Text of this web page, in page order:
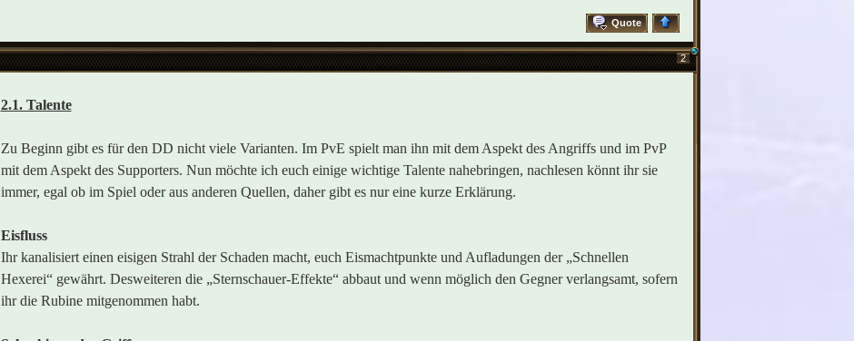
Quote
2
2.1. Talente
Zu Beginn gibt es für den DD nicht viele Varianten. Im PvE spielt man ihn mit dem Aspekt des Angriffs und im PvP
mit dem Aspekt des Supporters. Nun möchte ich euch einige wichtige Talente nahebringen, nachlesen könnt ihr sie
immer, egal ob im Spiel oder aus anderen Quellen, daher gibt es nur eine kurze Erklärung.
Eisfluss
Ihr kanalisiert einen eisigen Strahl der Schaden macht, euch Eismachtpunkte und Aufladungen der „Schnellen
Hexerei“ gewährt. Desweiteren die „Sternschauer-Effekte“ abbaut und wenn möglich den Gegner verlangsamt, sofern
ihr die Rubine mitgenommen habt.